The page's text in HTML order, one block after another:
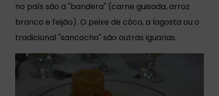
no país são a "bandera" (carne guisada, arroz
branco e feijão). O peixe de côco, a lagosta ou o
tradicional "sancocho" são outras iguarias.